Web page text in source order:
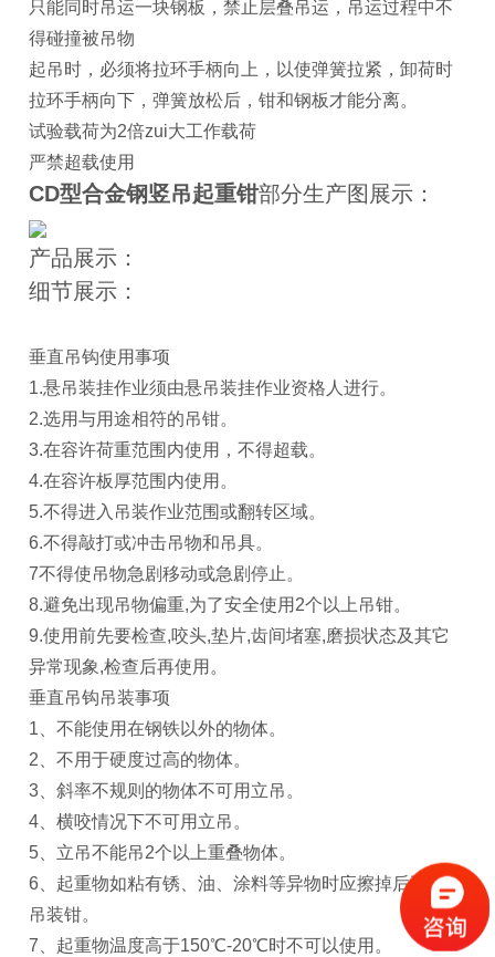
只能同时吊运一块钢板，禁止层叠吊运，吊运过程中不
得碰撞被吊物
起吊时，必须将拉环手柄向上，以使弹簧拉紧，卸荷时
拉环手柄向下，弹簧放松后，钳和钢板才能分离。
试验载荷为2倍zui大工作载荷
严禁超载使用
CD型合金钢竖吊起重钳部分生产图展示：
产品展示：
细节展示：
垂直吊钩使用事项
1.悬吊装挂作业须由悬吊装挂作业资格人进行。
2.选用与用途相符的吊钳。
3.在容许荷重范围内使用，不得超载。
4.在容许板厚范围内使用。
5.不得进入吊装作业范围或翻转区域。
6.不得敲打或冲击吊物和吊具。
7不得使吊物急剧移动或急剧停止。
8.避免出现吊物偏重,为了安全使用2个以上吊钳。
9.使用前先要检查,咬头,垫片,齿间堵塞,磨损状态及其它
异常现象,检查后再使用。
垂直吊钩吊装事项
1、不能使用在钢铁以外的物体。
2、不用于硬度过高的物体。
3、斜率不规则的物体不可用立吊。
4、横咬情况下不可用立吊。
5、立吊不能吊2个以上重叠物体。
6、起重物如粘有锈、油、涂料等异物时应擦掉后再使用
吊装钳。
7、起重物温度高于150℃-20℃时不可以使用。